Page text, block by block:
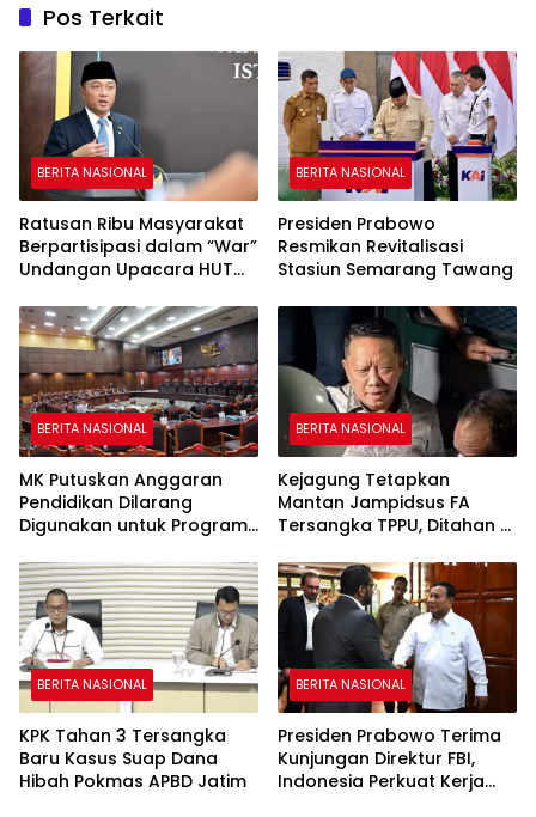
Pos Terkait
BERITA NASIONAL
Ratusan Ribu Masyarakat
Berpartisipasi dalam “War”
Undangan Upacara HUT
BERITA NASIONAL
Presiden Prabowo
Resmikan Revitalisasi
Stasiun Semarang Tawang
BERITA NASIONAL
MK Putuskan Anggaran
Pendidikan Dilarang
Digunakan untuk Program
BERITA NASIONAL
Kejagung Tetapkan
Mantan Jampidsus FA
Tersangka TPPU, Ditahan di
BERITA NASIONAL
KPK Tahan 3 Tersangka
Baru Kasus Suap Dana
Hibah Pokmas APBD Jatim
BERITA NASIONAL
Presiden Prabowo Terima
Kunjungan Direktur FBI,
Indonesia Perkuat Kerja